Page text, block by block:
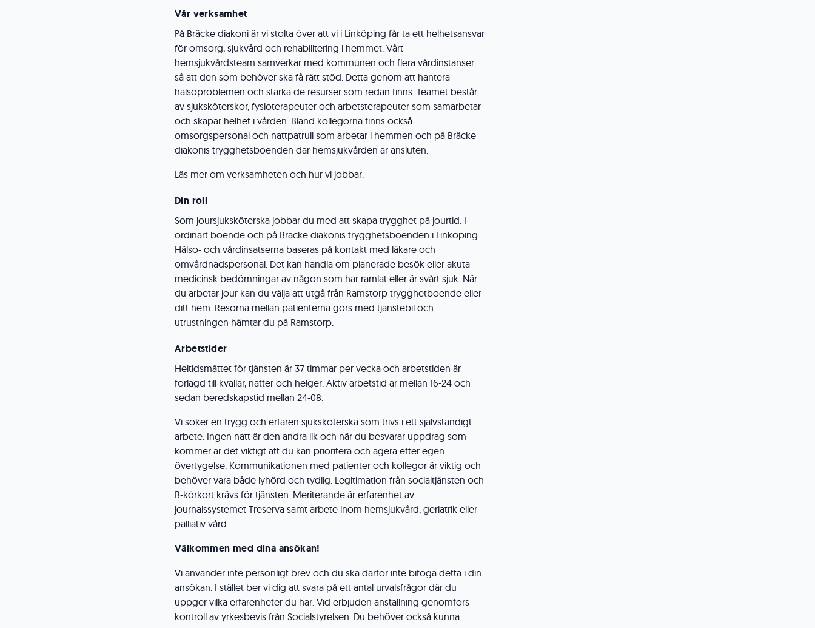
Vår verksamhet
På Bräcke diakoni är vi stolta över att vi i Linköping får ta ett helhetsansvar
för omsorg, sjukvård och rehabilitering i hemmet. Vårt
hemsjukvårdsteam samverkar med kommunen och flera vårdinstanser
så att den som behöver ska få rätt stöd. Detta genom att hantera
hälsoproblemen och stärka de resurser som redan finns. Teamet består
av sjuksköterskor, fysioterapeuter och arbetsterapeuter som samarbetar
och skapar helhet i vården. Bland kollegorna finns också
omsorgspersonal och nattpatrull som arbetar i hemmen och på Bräcke
diakonis trygghetsboenden där hemsjukvården är ansluten.
Läs mer om verksamheten och hur vi jobbar:
Din roll
Som joursjuksköterska jobbar du med att skapa trygghet på jourtid. I
ordinärt boende och på Bräcke diakonis trygghetsboenden i Linköping.
Hälso- och vårdinsatserna baseras på kontakt med läkare och
omvårdnadspersonal. Det kan handla om planerade besök eller akuta
medicinsk bedömningar av någon som har ramlat eller är svårt sjuk. När
du arbetar jour kan du välja att utgå från Ramstorp trygghetboende eller
ditt hem. Resorna mellan patienterna görs med tjänstebil och
utrustningen hämtar du på Ramstorp.
Arbetstider
Heltidsmåttet för tjänsten är 37 timmar per vecka och arbetstiden är
förlagd till kvällar, nätter och helger. Aktiv arbetstid är mellan 16-24 och
sedan beredskapstid mellan 24-08.
Vi söker en trygg och erfaren sjuksköterska som trivs i ett självständigt
arbete. Ingen natt är den andra lik och när du besvarar uppdrag som
kommer är det viktigt att du kan prioritera och agera efter egen
övertygelse. Kommunikationen med patienter och kollegor är viktig och
behöver vara både lyhörd och tydlig. Legitimation från socialtjänsten och
B-körkort krävs för tjänsten. Meriterande är erfarenhet av
journalssystemet Treserva samt arbete inom hemsjukvård, geriatrik eller
palliativ vård.
Välkommen med dina ansökan!
Vi använder inte personligt brev och du ska därför inte bifoga detta i din
ansökan. I stället ber vi dig att svara på ett antal urvalsfrågor där du
uppger vilka erfarenheter du har. Vid erbjuden anställning genomförs
kontroll av yrkesbevis från Socialstyrelsen. Du behöver också kunna